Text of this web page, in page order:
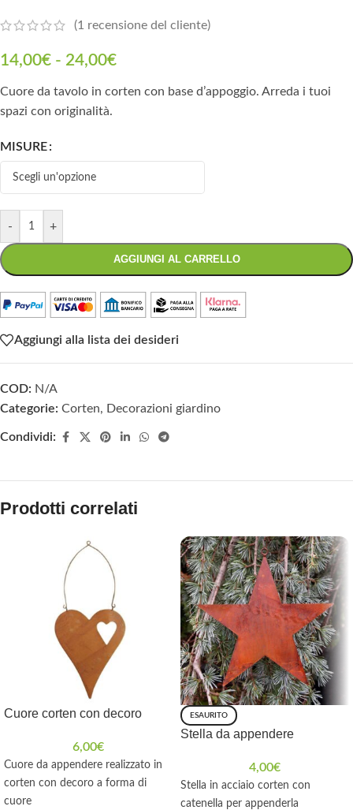
(1 recensione del cliente)
14,00€ - 24,00€
Cuore da tavolo in corten con base d’appoggio. Arreda i tuoi
spazi con originalità.
MISURE
- +
AGGIUNGI AL CARRELLO
Aggiungi alla lista dei desideri
COD: N/A
Categorie: Corten, Decorazioni giardino
Condividi:
Prodotti correlati
Cuore corten con decoro
6,00€
Cuore da appendere realizzato in
corten con decoro a forma di
cuore
ESAURITO
Stella da appendere
4,00€
Stella in acciaio corten con
catenella per appenderla